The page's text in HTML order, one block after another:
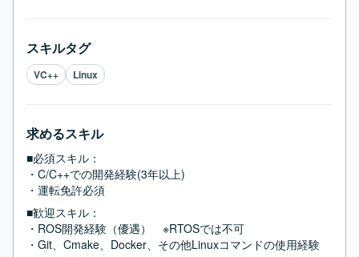
スキルタグ
VC++ Linux
求めるスキル
■必須スキル：
・C/C++での開発経験(3年以上)
・運転免許必須
■歓迎スキル：
・ROS開発経験（優遇）　※RTOSでは不可
・Git、Cmake、Docker、その他Linuxコマンドの使用経験